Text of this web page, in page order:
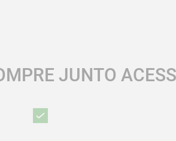
JUNTO